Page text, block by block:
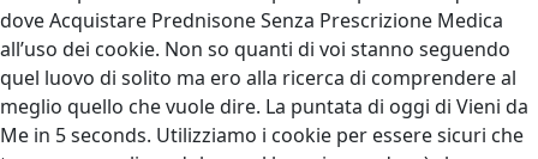
dove Acquistare Prednisone Senza Prescrizione Medica
all’uso dei cookie. Non so quanti di voi stanno seguendo
quel luovo di solito ma ero alla ricerca di comprendere al
meglio quello che vuole dire. La puntata di oggi di Vieni da
Me in 5 seconds. Utilizziamo i cookie per essere sicuri che